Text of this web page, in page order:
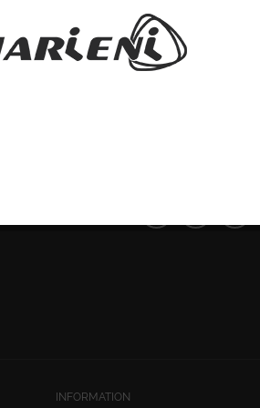
INFORMATION